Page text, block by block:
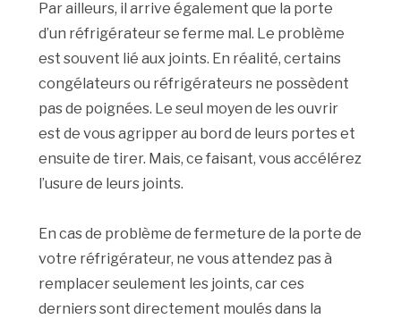
Par ailleurs, il arrive également que la porte
d’un réfrigérateur se ferme mal. Le problème
est souvent lié aux joints. En réalité, certains
congélateurs ou réfrigérateurs ne possèdent
pas de poignées. Le seul moyen de les ouvrir
est de vous agripper au bord de leurs portes et
ensuite de tirer. Mais, ce faisant, vous accélérez
l’usure de leurs joints.
En cas de problème de fermeture de la porte de
votre réfrigérateur, ne vous attendez pas à
remplacer seulement les joints, car ces
derniers sont directement moulés dans la